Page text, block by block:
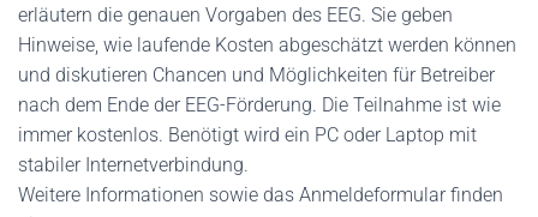
erläutern die genauen Vorgaben des EEG. Sie geben
Hinweise, wie laufende Kosten abgeschätzt werden können
und diskutieren Chancen und Möglichkeiten für Betreiber
nach dem Ende der EEG-Förderung. Die Teilnahme ist wie
immer kostenlos. Benötigt wird ein PC oder Laptop mit
stabiler Internetverbindung.
Weitere Informationen sowie das Anmeldeformular finden